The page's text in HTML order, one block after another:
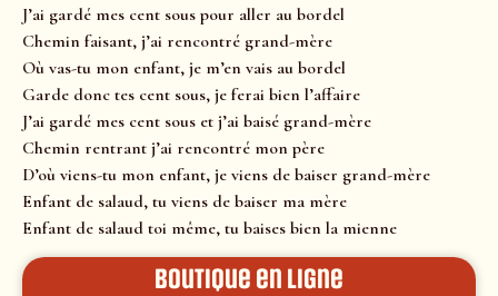
J’ai gardé mes cent sous pour aller au bordel
Chemin faisant, j’ai rencontré grand-mère
Où vas-tu mon enfant, je m’en vais au bordel
Garde donc tes cent sous, je ferai bien l’affaire
J’ai gardé mes cent sous et j’ai baisé grand-mère
Chemin rentrant j’ai rencontré mon père
D’où viens-tu mon enfant, je viens de baiser grand-mère
Enfant de salaud, tu viens de baiser ma mère
Enfant de salaud toi même, tu baises bien la mienne
Boutique en ligne